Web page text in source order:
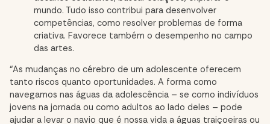
mundo. Tudo isso contribui para desenvolver
competências, como resolver problemas de forma
criativa. Favorece também o desempenho no campo
das artes.
“As mudanças no cérebro de um adolescente oferecem
tanto riscos quanto oportunidades. A forma como
navegamos nas águas da adolescência – se como indivíduos
jovens na jornada ou como adultos ao lado deles – pode
ajudar a levar o navio que é nossa vida a águas traiçoeiras ou